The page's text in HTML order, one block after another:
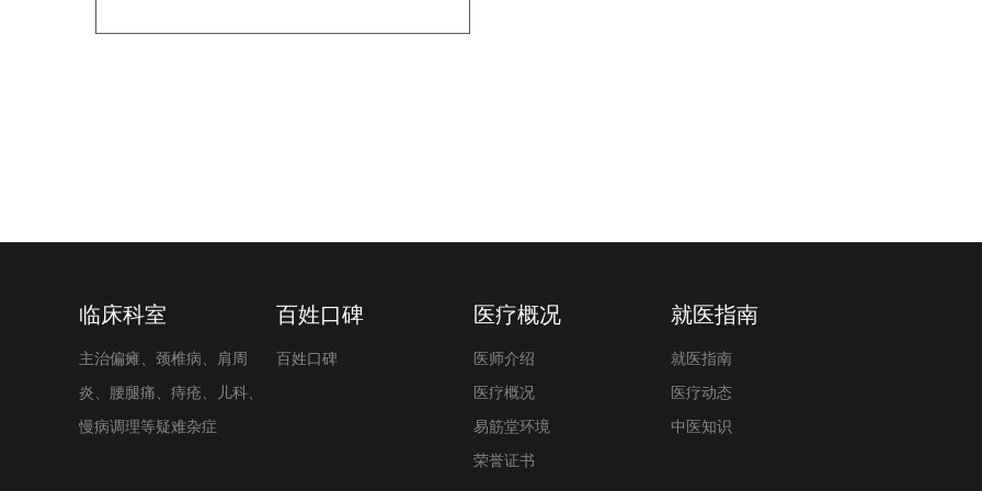
临床科室
主治偏瘫、颈椎病、肩周
炎、腰腿痛、痔疮、儿科、
慢病调理等疑难杂症
百姓口碑
百姓口碑
医疗概况
医师介绍
医疗概况
易筋堂环境
荣誉证书
就医指南
就医指南
医疗动态
中医知识